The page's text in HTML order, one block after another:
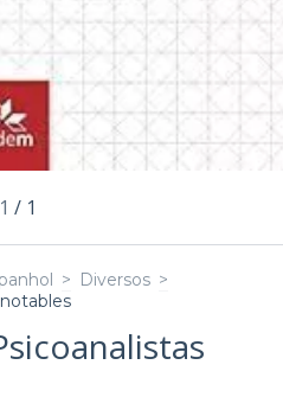
1 / 1
> Diversos >